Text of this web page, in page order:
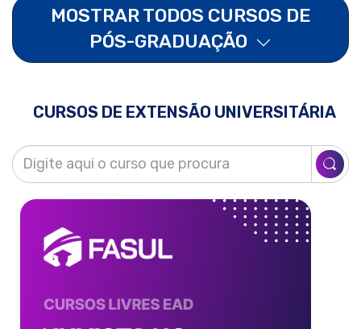
MOSTRAR TODOS CURSOS DE
PÓS-GRADUAÇÃO
CURSOS DE EXTENSÃO UNIVERSITÁRIA